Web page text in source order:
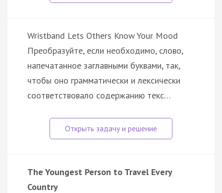
Wristband Lets Others Know Your Mood
Преобразуйте, если необходимо, слово,
напечатанное заглавными буквами, так,
чтобы оно грамматически и лексически
соответствовало содержанию текс…
The Youngest Person to Travel Every
Country